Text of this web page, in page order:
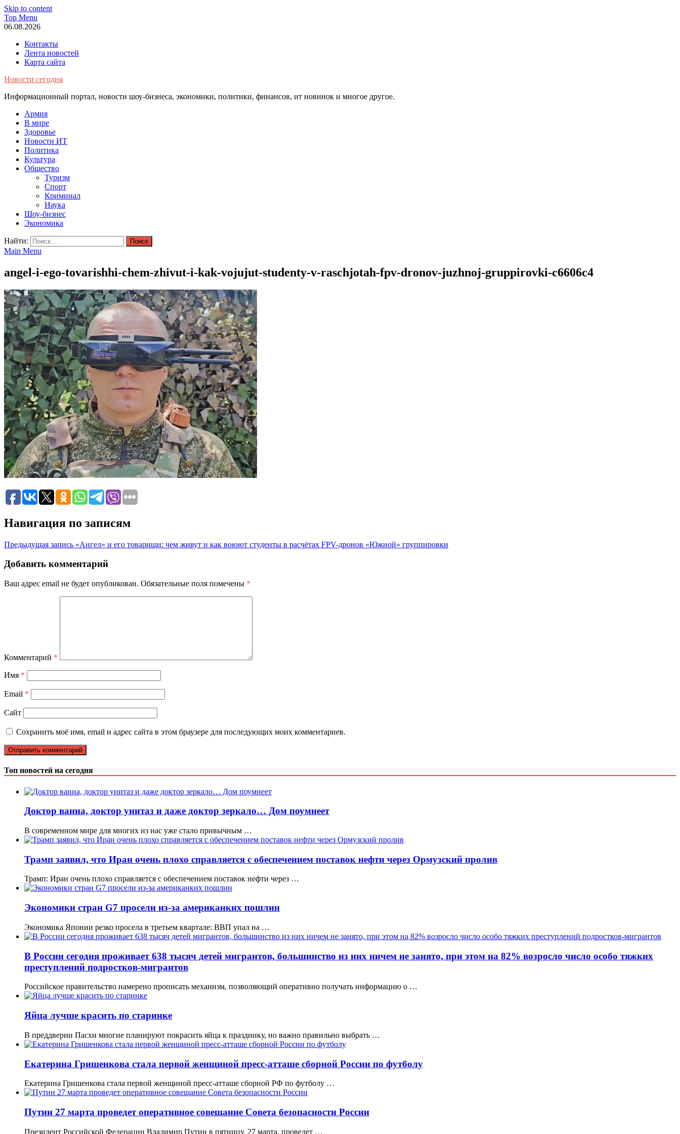
Skip to content
Top Menu
06.08.2026
Контакты
Лента новостей
Карта сайта
Новости сегодня
Информационный портал, новости шоу-бизнеса, экономики, политики, финансов, ит новинок и многое другое.
Армия
В мире
Здоровье
Новости ИТ
Политика
Культура
Общество
Туризм
Спорт
Криминал
Наука
Шоу-бизнес
Экономика
Найти:
Main Menu
angel-i-ego-tovarishhi-chem-zhivut-i-kak-vojujut-studenty-v-raschjotah-fpv-dronov-juzhnoj-gruppirovki-c6606c4
Навигация по записям
Предыдущая запись «Ангел» и его товарищи: чем живут и как воюют студенты в расчётах FPV-дронов «Южной» группировки
Добавить комментарий
Ваш адрес email не будет опубликован. Обязательные поля помечены *
Комментарий *
Имя *
Email *
Сайт
Сохранить моё имя, email и адрес сайта в этом браузере для последующих моих комментариев.
Топ новостей на сегодня
Доктор ванна, доктор унитаз и даже доктор зеркало… Дом поумнеет
В современном мире для многих из нас уже стало привычным …
Трамп заявил, что Иран очень плохо справляется с обеспечением поставок нефти через Ормузский пролив
Трамп: Иран очень плохо справляется с обеспечением поставок нефти через …
Экономики стран G7 просели из-за американких пошлин
Экономика Японии резко просела в третьем квартале: ВВП упал на …
В России сегодня проживает 638 тысяч детей мигрантов, большинство из них ничем не занято, при этом на 82% возросло число особо тяжких
преступлений подростков-мигрантов
Российское правительство намерено прописать механизм, позволяющий оперативно получать информацию о …
Яйца лучше красить по старинке
В преддверии Пасхи многие планируют покрасить яйца к празднику, но важно правильно выбрать …
Екатерина Гришенкова стала первой женщиной пресс-атташе сборной России по футболу
Екатерина Гришенкова стала первой женщиной пресс-атташе сборной РФ по футболу …
Путин 27 марта проведет оперативное совещание Совета безопасности России
Президент Российской Федерации Владимир Путин в пятницу, 27 марта, проведет …